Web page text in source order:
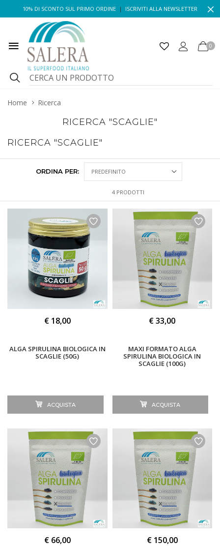
10% DI SCONTO SUL PRIMO ORDINE | ISCRIVITI ALLA NEWSLETTER
0
Home Ricerca
RICERCA "SCAGLIE"
RICERCA "SCAGLIE"
ORDINA PER:
4 PRODOTTI
ALGA SPIRULINA BIOLOGICA IN
SCAGLIE (50G)
€ 18,00
ACQUISTA
MAXI FORMATO ALGA
SPIRULINA BIOLOGICA IN
SCAGLIE (100G)
€ 33,00
ACQUISTA
€ 66,00 € 150,00